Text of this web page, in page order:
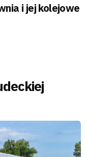
i jej kolejowe